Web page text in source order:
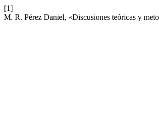
[1]
M. R. Pérez Daniel, «Discusiones teóricas y